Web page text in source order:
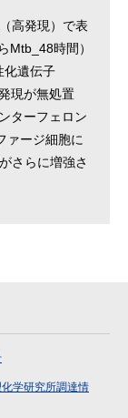
高発現）で表
Mtb_48時間）
化遺伝子
現が無処置
ターフェロン
ァージ細胞に
さらに増強さ
学研究所調達情